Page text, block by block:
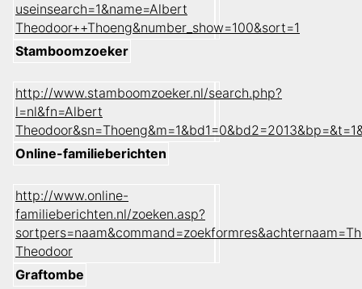
useinsearch=1&name=Albert
Theodoor++Thoeng&number_show=100&sort=1
Stamboomzoeker
http://www.stamboomzoeker.nl/search.php?
l=nl&fn=Albert
Online-familieberichten
http://www.online-
familieberichten.nl/zoeken.asp?
Theodoor
Graftombe